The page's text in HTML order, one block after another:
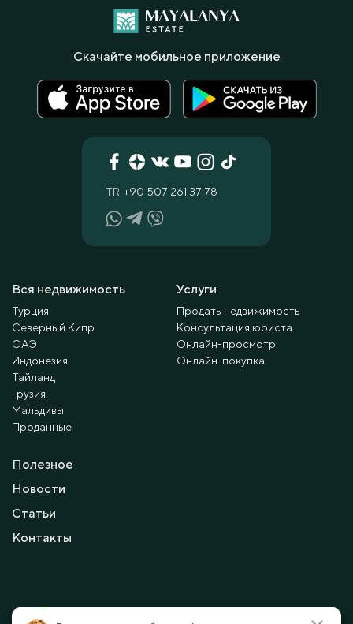
Вся недвижимость
Турция
Северный Кипр
ОАЭ
Индонезия
Тайланд
Грузия
Мальдивы
Проданные
Услуги
Продать недвижимость
Консультация юриста
Онлайн-просмотр
Онлайн-покупка
Полезное
Новости
Статьи
Контакты
TR +90 507 261 37 78
Скачайте мобильное приложение